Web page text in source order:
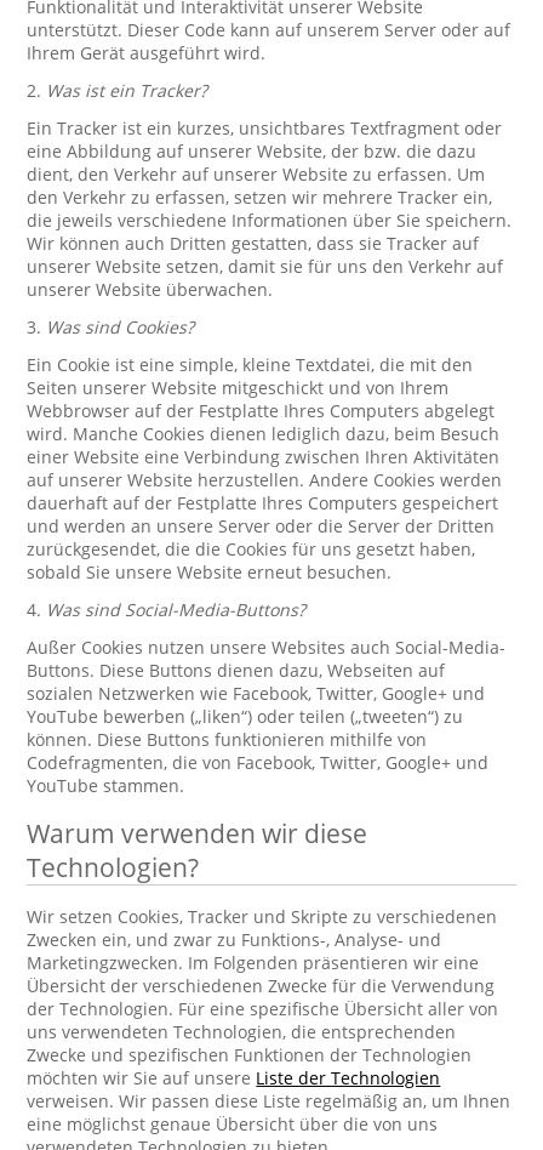
Funktionalität und Interaktivität unserer Website
unterstützt. Dieser Code kann auf unserem Server oder auf
Ihrem Gerät ausgeführt wird.
2. Was ist ein Tracker?
Ein Tracker ist ein kurzes, unsichtbares Textfragment oder
eine Abbildung auf unserer Website, der bzw. die dazu
dient, den Verkehr auf unserer Website zu erfassen. Um
den Verkehr zu erfassen, setzen wir mehrere Tracker ein,
die jeweils verschiedene Informationen über Sie speichern.
Wir können auch Dritten gestatten, dass sie Tracker auf
unserer Website setzen, damit sie für uns den Verkehr auf
unserer Website überwachen.
3. Was sind Cookies?
Ein Cookie ist eine simple, kleine Textdatei, die mit den
Seiten unserer Website mitgeschickt und von Ihrem
Webbrowser auf der Festplatte Ihres Computers abgelegt
wird. Manche Cookies dienen lediglich dazu, beim Besuch
einer Website eine Verbindung zwischen Ihren Aktivitäten
auf unserer Website herzustellen. Andere Cookies werden
dauerhaft auf der Festplatte Ihres Computers gespeichert
und werden an unsere Server oder die Server der Dritten
zurückgesendet, die die Cookies für uns gesetzt haben,
sobald Sie unsere Website erneut besuchen.
4. Was sind Social-Media-Buttons?
Außer Cookies nutzen unsere Websites auch Social-Media-
Buttons. Diese Buttons dienen dazu, Webseiten auf
sozialen Netzwerken wie Facebook, Twitter, Google+ und
YouTube bewerben („liken“) oder teilen („tweeten“) zu
können. Diese Buttons funktionieren mithilfe von
Codefragmenten, die von Facebook, Twitter, Google+ und
YouTube stammen.
Warum verwenden wir diese
Technologien?
Wir setzen Cookies, Tracker und Skripte zu verschiedenen
Zwecken ein, und zwar zu Funktions-, Analyse- und
Marketingzwecken. Im Folgenden präsentieren wir eine
Übersicht der verschiedenen Zwecke für die Verwendung
der Technologien. Für eine spezifische Übersicht aller von
uns verwendeten Technologien, die entsprechenden
Zwecke und spezifischen Funktionen der Technologien
möchten wir Sie auf unsere Liste der Technologien
verweisen. Wir passen diese Liste regelmäßig an, um Ihnen
eine möglichst genaue Übersicht über die von uns